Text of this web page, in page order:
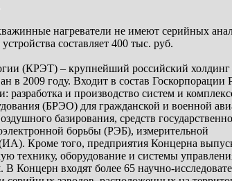
нагреватели не имеют серийных
составляет 400 тыс. руб.
(КРЭТ) – крупнейший российский холдинг
в 2009 году. Входит в состав Госкорпорации
разработка и производство систем и
(БРЭО) для гражданской и военной
базирования, средств
борьбы (РЭБ), измерительной
Кроме того, предприятия Концерна
технику, оборудование и системы
Концерн входят более 65 научно-